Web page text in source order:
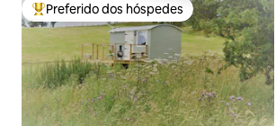
Entre os melhores preferidos dos hóspedes
Preferido dos hóspedes